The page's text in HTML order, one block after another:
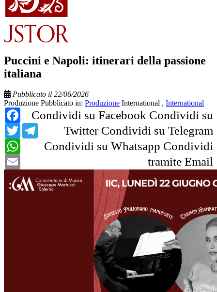
Puccini e Napoli: itinerari della passione
italiana
Pubblicato il 22/06/2026
Produzione Pubblicato in: Produzione International , International
Condividi su Facebook
Facebook
Condividi su
Twitter
Twitter Condividi su Telegram
Telegram
Condividi su Whatsapp
WhatsApp
Condividi
tramite Email